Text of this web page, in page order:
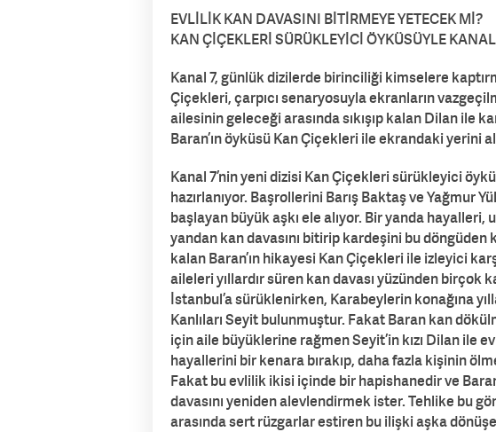
EVLİLİK KAN DAVASINI BİTİRMEYE YETECEK Mİ?
KAN ÇİÇEKLERİ SÜRÜKLEYİCİ ÖYKÜSÜYLE KANAL
Kanal 7, günlük dizilerde birinciliği kimselere
Çiçekleri, çarpıcı senaryosuyla ekranların
ailesinin geleceği arasında sıkışıp kalan Dilan ile
Baran’ın öyküsü Kan Çiçekleri ile ekrandaki yerini
Kanal 7’nin yeni dizisi Kan Çiçekleri sürükleyici
hazırlanıyor. Başrollerini Barış Baktaş ve Yağmur
başlayan büyük aşkı ele alıyor. Bir yanda hayalleri,
yandan kan davasını bitirip kardeşini bu
kalan Baran’ın hikayesi Kan Çiçekleri ile izleyici
aileleri yıllardır süren kan davası yüzünden birçok
İstanbul’a sürüklenirken, Karabeylerin konağına
Kanlıları Seyit bulunmuştur. Fakat Baran kan
için aile büyüklerine rağmen Seyit’in kızı Dilan ile
hayallerini bir kenara bırakıp, daha fazla kişinin
Fakat bu evlilik ikisi içinde bir hapishanedir ve
davasını yeniden alevlendirmek ister. Tehlike bu
arasında sert rüzgarlar estiren bu ilişki aşka